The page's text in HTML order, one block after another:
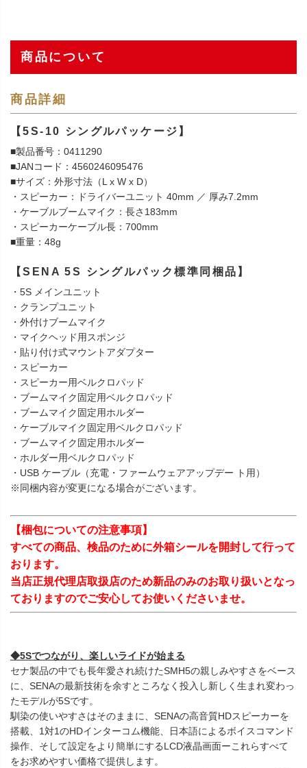
商品について
商品詳細
【5S-10 シングルパッケージ】
■製品番号：0411290
■JANコード：4560246095476
■サイズ：外形寸法（L x W x D）
・スピーカー：ドライバーユニット 40mm ／ 厚み7.2mm
・ケーブルブームマイク：長さ183mm
・スピーカーケーブル長：700mm
■重量：48g
【SENA 5S シングルパック標準同梱品】
・5S メインユニット
・クランプユニット
・外付けブームマイク
・マイクヘッド用スポンジ
・貼り付け式マウントアダプター
・スピーカー
・スピーカー用ベルクロパッド
・ブームマイク固定用ベルクロパッド
・ブームマイク固定用ホルダー
・ケーブルマイク固定用ベルクロパッド
・ブームマイク固定用ホルダー
・ホルダー用ベルクロパッド
・USB ケーブル（充電・ファームウェアアップデー ト用）
※同梱内容が変更になる場合がございます。
【梱包についての注意事項】
すべての商品、検品のために外箱シールを開封して行って
おります。
当店正規代理店取扱店のため新品のみのお取り扱いとなっ
ておりますのでご安心してお使いくださいませ。
◆5Sでつながり、楽しいライドが始まる
セナ製品の中でも長年愛され続けたSMH5の親しみやすさをベース
に、SENAの最新技術を余すところなく投入し新しく生まれ変わっ
たモデルが5Sです。
馴染の使いやすさはそのままに、SENAの高音質HDスピーカーを
搭載、1対1のHDインターコム機能、日本語によるボイスコマンド
操作、そして設定をより簡単にするLCD液晶画面ーこれらすべて
をお求めやすい価格で提供します。